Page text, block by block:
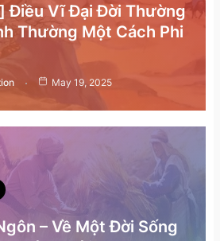
Điều Vĩ Đại Đời Thường
Thường Một Cách Phi
May 19, 2025
– Về Một Đời Sống